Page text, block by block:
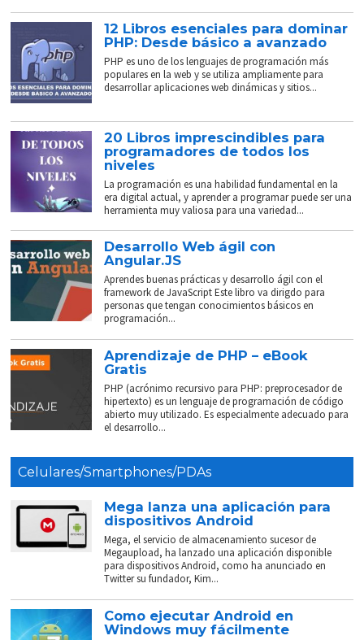
12 Libros esenciales para dominar
PHP: Desde básico a avanzado
PHP es uno de los lenguajes de programación más
populares en la web y se utiliza ampliamente para
desarrollar aplicaciones web dinámicas y sitios...
20 Libros imprescindibles para
programadores de todos los
niveles
La programación es una habilidad fundamental en la
era digital actual, y aprender a programar puede ser una
herramienta muy valiosa para una variedad...
Desarrollo Web ágil con
Angular.JS
Aprendes buenas prácticas y desarrollo ágil con el
framework de JavaScript Este libro va dirigdo para
personas que tengan conocimientos básicos en
programación...
Aprendizaje de PHP – eBook
Gratis
PHP (acrónimo recursivo para PHP: preprocesador de
hipertexto) es un lenguaje de programación de código
abierto muy utilizado. Es especialmente adecuado para
el desarrollo...
Celulares/Smartphones/PDAs
Mega lanza una aplicación para
dispositivos Android
Mega, el servicio de almacenamiento sucesor de
Megaupload, ha lanzado una aplicación disponible
para dispositivos Android, como ha anunciado en
Twitter su fundador, Kim...
Como ejecutar Android en
Windows muy fácilmente